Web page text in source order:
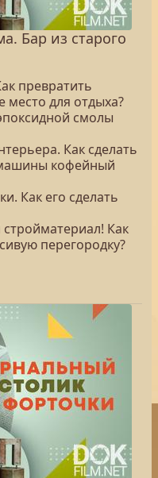
Бар из старого
превратить
для отдыха?
смолы
Как сделать
кофейный
Как его сделать
Как
перегородку?